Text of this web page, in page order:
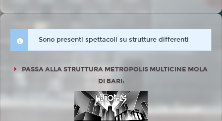
Sono presenti spettacoli su strutture differenti
PASSA ALLA STRUTTURA METROPOLIS MULTICINE MOLA
DI BARI: